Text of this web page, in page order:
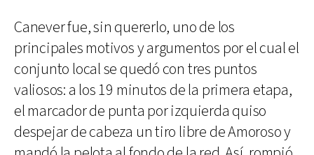
Canever fue, sin quererlo, uno de los
principales motivos y argumentos por el cual el
conjunto local se quedó con tres puntos
valiosos: a los 19 minutos de la primera etapa,
el marcador de punta por izquierda quiso
despejar de cabeza un tiro libre de Amoroso y